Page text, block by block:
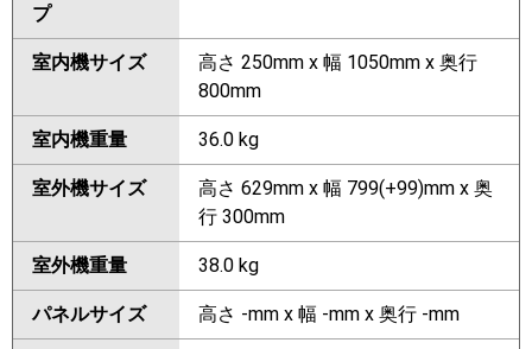
プ
室内機サイズ
高さ 250mm x 幅 1050mm x 奥行
800mm
室内機重量 36.0 kg
室外機サイズ
高さ 629mm x 幅 799(+99)mm x 奥
行 300mm
室外機重量 38.0 kg
パネルサイズ 高さ -mm x 幅 -mm x 奥行 -mm